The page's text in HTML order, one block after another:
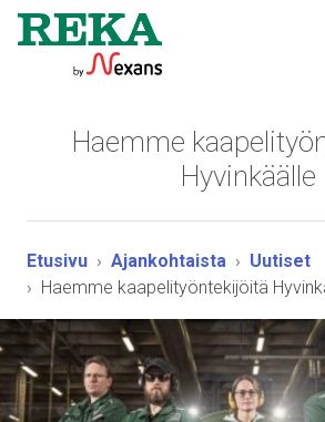
Haemme
Hyvinkäälle
Etusivu Ajankohtaista
Uutiset
Haemme kaapelityöntekijöitä